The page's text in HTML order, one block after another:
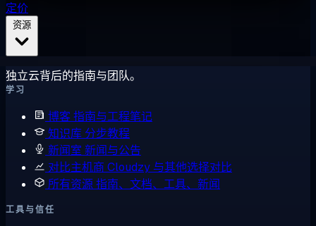
定价
独立云背后的指南与团队。
学习
博客指南与工程笔记
知识库 分步教程
新闻室 新闻与公告
对比主机商 Cloudzy 与其他选择对比
所有资源指南、文档、工具、新闻
工具与信任